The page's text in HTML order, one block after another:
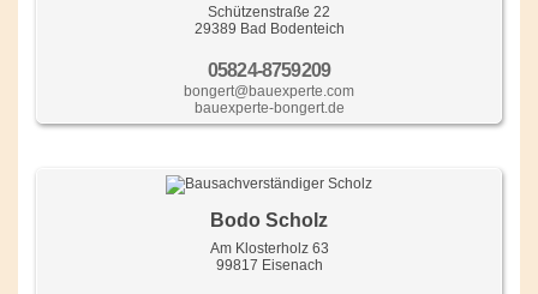
Schützenstraße 22
29389 Bad Bodenteich
05824-8759209
bongert@bauexperte.com
bauexperte-bongert.de
Bodo Scholz
Am Klosterholz 63
99817 Eisenach